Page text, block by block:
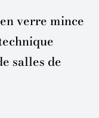
verre mince
salles de